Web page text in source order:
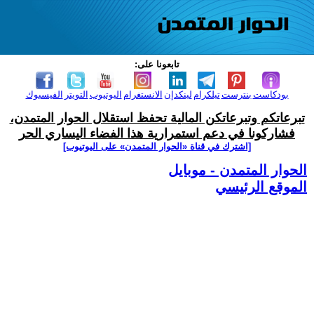
تابعونا على:
الفيسبوك التويتر اليوتيوب الانستغرام لينكدإن تيلكرامبنترست بودكاست
تبرعاتكم وتبرعاتكن المالية تحفظ استقلال الحوار المتمدن،
فشاركونا في دعم استمرارية هذا الفضاء اليساري الحر
[اشترك في قناة ‫«الحوار المتمدن» على اليوتيوب]
الحوار المتمدن - موبايل
الموقع الرئيسي